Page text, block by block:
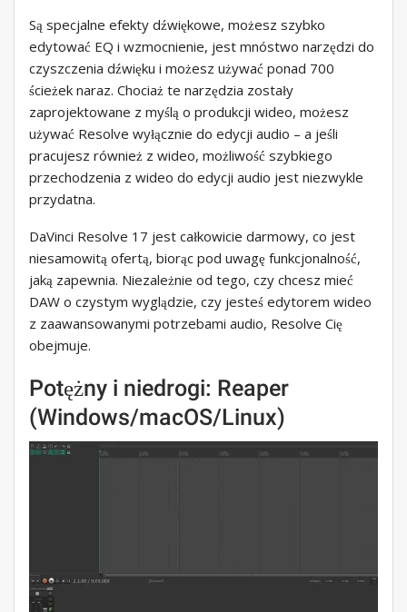
Są specjalne efekty dźwiękowe, możesz szybko
edytować EQ i wzmocnienie, jest mnóstwo narzędzi do
czyszczenia dźwięku i możesz używać ponad 700
ścieżek naraz. Chociaż te narzędzia zostały
zaprojektowane z myślą o produkcji wideo, możesz
używać Resolve wyłącznie do edycji audio – a jeśli
pracujesz również z wideo, możliwość szybkiego
przechodzenia z wideo do edycji audio jest niezwykle
przydatna.
DaVinci Resolve 17 jest całkowicie darmowy, co jest
niesamowitą ofertą, biorąc pod uwagę funkcjonalność,
jaką zapewnia. Niezależnie od tego, czy chcesz mieć
DAW o czystym wyglądzie, czy jesteś edytorem wideo
z zaawansowanymi potrzebami audio, Resolve Cię
obejmuje.
Potężny i niedrogi: Reaper
(Windows/macOS/Linux)